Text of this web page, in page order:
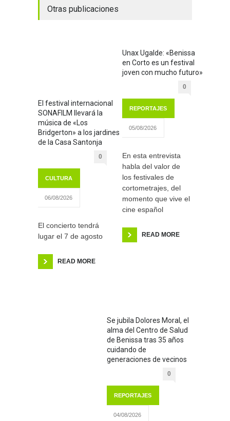
Otras publicaciones
El festival internacional
SONAFILM llevará la
música de «Los
Bridgerton» a los jardines
de la Casa Santonja
0
CULTURA
06/08/2026
El concierto tendrá
lugar el 7 de agosto
READ MORE
Unax Ugalde: «Benissa
en Corto es un festival
joven con mucho futuro»
0
REPORTAJES
05/08/2026
En esta entrevista
habla del valor de
los festivales de
cortometrajes, del
momento que vive el
cine español
READ MORE
Se jubila Dolores Moral, el
alma del Centro de Salud
de Benissa tras 35 años
cuidando de
generaciones de vecinos
0
REPORTAJES
04/08/2026